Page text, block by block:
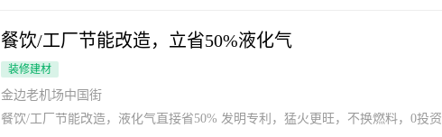
餐饮/工厂节能改造，立省50%液化气
装修建材
金边老机场中国街
餐饮/工厂节能改造，液化气直接省50% 发明专利，猛火更旺，不换燃料，0投资